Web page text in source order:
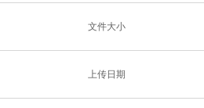
文件大小
上传日期